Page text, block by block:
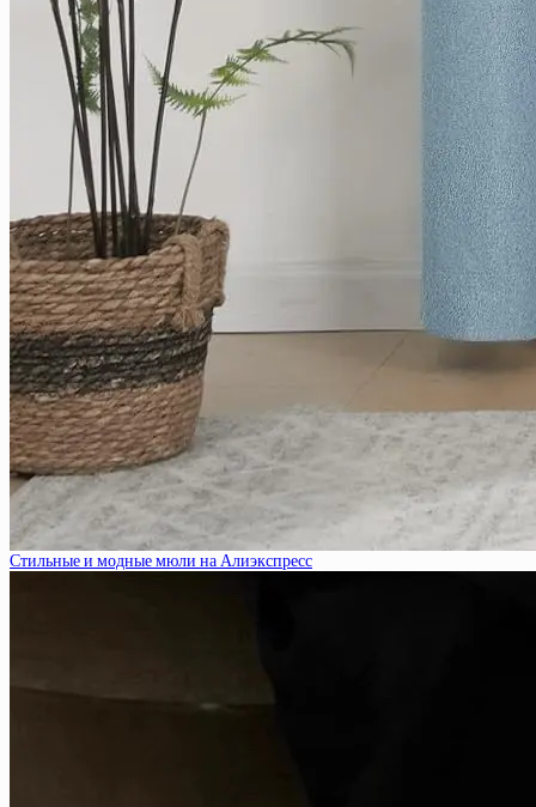
Стильные и модные мюли на Алиэкспресс